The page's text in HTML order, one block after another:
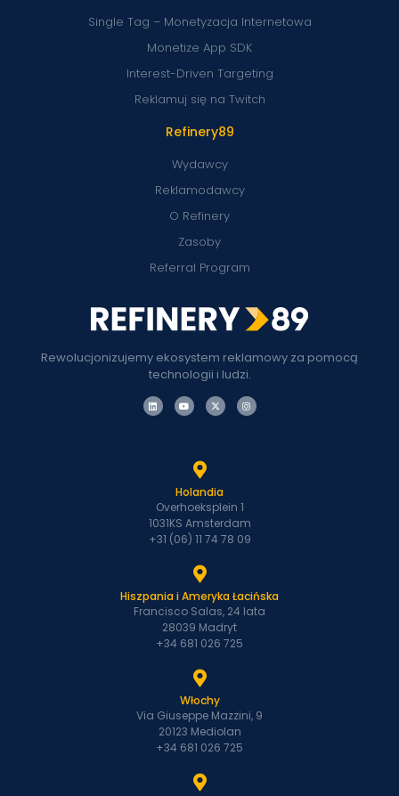
Rewolucjonizujemy ekosystem reklamowy za pomocą
technologii i ludzi.
Refinery89
Wydawcy
Reklamodawcy
O Refinery
Zasoby
Referral Program
Single Tag – Monetyzacja Internetowa
Monetize App SDK
Interest-Driven Targeting
Reklamuj się na Twitch
Holandia
Overhoeksplein 1
1031KS Amsterdam
+31 (06) 11 74 78 09
Hiszpania i Ameryka Łacińska
Francisco Salas, 24 lata
28039 Madryt
+34 681 026 725
Włochy
Via Giuseppe Mazzini, 9
20123 Mediolan
+34 681 026 725